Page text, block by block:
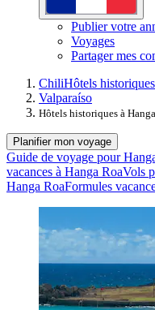
Publier votre
Voyages
Partager mes
ChiliHôtels historiques
Valparaíso
Hôtels historiques à
Planifier mon voyage
Guide de voyage pour
vacances à Hanga RoaVols
Hanga RoaFormules